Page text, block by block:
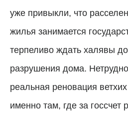
уже привыкли, что
жилья занимается
терпеливо ждать халявы
разрушения дома.
реальная реновация
именно там, где за госсчет